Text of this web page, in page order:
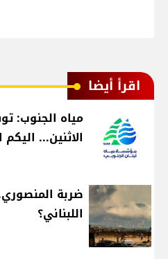
اقرأ أيضا
مياه الجنوب:
الاثنين...
ضربة
اللبناني؟